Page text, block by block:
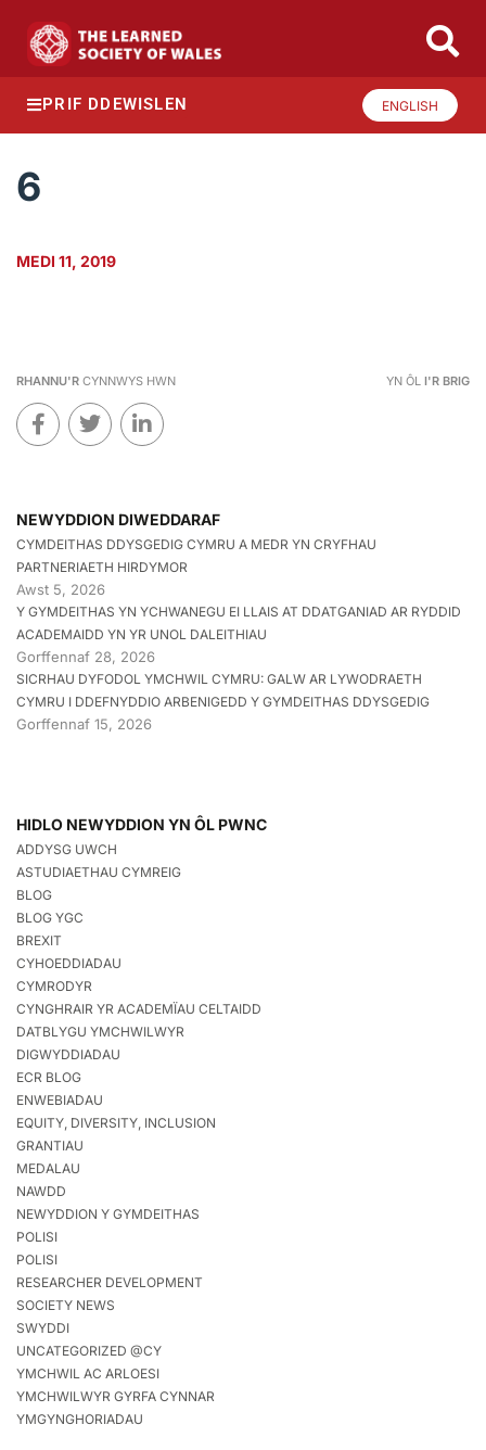
PRIF DDEWISLEN ENGLISH
6
MEDI 11, 2019
RHANNU'R CYNNWYS HWN YN ÔL I'R BRIG
NEWYDDION DIWEDDARAF
CYMDEITHAS DDYSGEDIG CYMRU A MEDR YN CRYFHAU
PARTNERIAETH HIRDYMOR
Awst 5, 2026
Y GYMDEITHAS YN YCHWANEGU EI LLAIS AT DDATGANIAD AR RYDDID
ACADEMAIDD YN YR UNOL DALEITHIAU
Gorffennaf 28, 2026
SICRHAU DYFODOL YMCHWIL CYMRU: GALW AR LYWODRAETH
CYMRU I DDEFNYDDIO ARBENIGEDD Y GYMDEITHAS DDYSGEDIG
Gorffennaf 15, 2026
HIDLO NEWYDDION YN ÔL PWNC
ADDYSG UWCH
ASTUDIAETHAU CYMREIG
BLOG
BLOG YGC
BREXIT
CYHOEDDIADAU
CYMRODYR
CYNGHRAIR YR ACADEMÏAU CELTAIDD
DATBLYGU YMCHWILWYR
DIGWYDDIADAU
ECR BLOG
ENWEBIADAU
EQUITY, DIVERSITY, INCLUSION
GRANTIAU
MEDALAU
NAWDD
NEWYDDION Y GYMDEITHAS
POLISI
POLISI
RESEARCHER DEVELOPMENT
SOCIETY NEWS
SWYDDI
UNCATEGORIZED @CY
YMCHWIL AC ARLOESI
YMCHWILWYR GYRFA CYNNAR
YMGYNGHORIADAU